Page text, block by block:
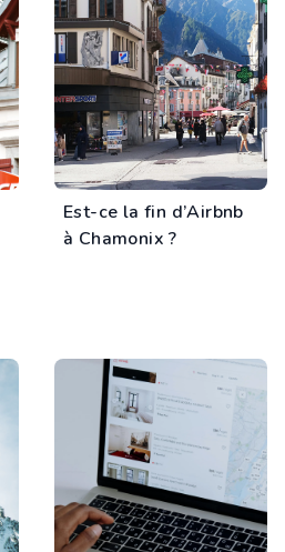
Est-ce la fin d’Airbnb
à Chamonix ?